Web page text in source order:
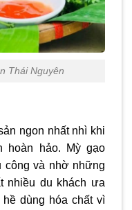
Thái Nguyên
ngon nhất nhì khi
hoàn hảo. Mỳ gạo
công và nhờ những
nhiều du khách ưa
dùng hóa chất vì